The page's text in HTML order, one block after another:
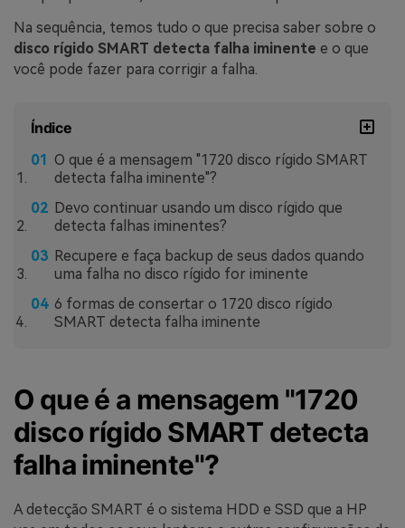
Na sequência, temos tudo o que precisa saber sobre o
disco rígido SMART detecta falha iminente e o que
você pode fazer para corrigir a falha.
Índice
O que é a mensagem "1720 disco rígido SMART
detecta falha iminente"?
Devo continuar usando um disco rígido que
detecta falhas iminentes?
Recupere e faça backup de seus dados quando
uma falha no disco rígido for iminente
6 formas de consertar o 1720 disco rígido
SMART detecta falha iminente
O que é a mensagem "1720
disco rígido SMART detecta
falha iminente"?
A detecção SMART é o sistema HDD e SSD que a HP